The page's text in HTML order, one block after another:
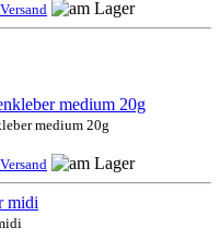
Versand
medium 20g
Versand